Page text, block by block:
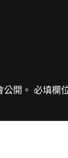
開。 必填欄